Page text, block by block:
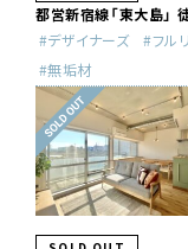
都営新宿線「東大島」
デザイナーズ
フル
無垢材